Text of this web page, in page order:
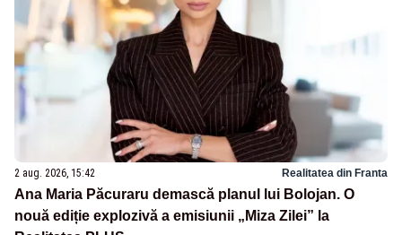
2 aug. 2026, 15:42 Realitatea din Franta
Ana Maria Păcuraru demască planul lui Bolojan. O
nouă ediție explozivă a emisiunii „Miza Zilei” la